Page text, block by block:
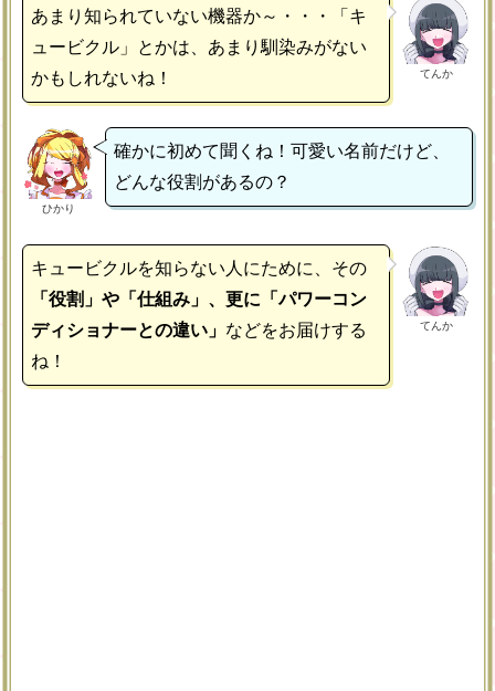
てんか
あまり知られていない機器か～・・・「キ
ュービクル」とかは、あまり馴染みがない
かもしれないね！
ひかり
確かに初めて聞くね！可愛い名前だけど、
どんな役割があるの？
てんか
キュービクルを知らない人にために、その
「役割」や「仕組み」、更に「パワーコン
ディショナーとの違い」 などをお届けする
ね！